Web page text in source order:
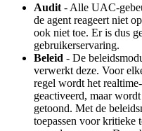
Audit - Alle UAC-
de agent reageert niet op
ook niet toe. Er is dus
gebruikerservaring.
Beleid - De
verwerkt deze. Voor
regel wordt het realtime-
geactiveerd, maar wordt
getoond. Met de
toepassen voor kritieke